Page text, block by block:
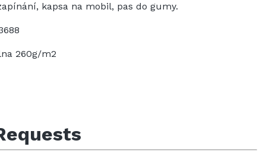
kapsa na mobil, pas do gumy.
260g/m2